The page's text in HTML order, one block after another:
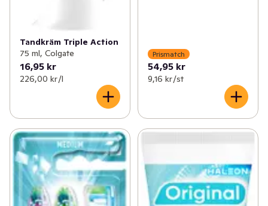
Tandkräm Triple Action
75 ml, Colgate
16,95 kr
226,00 kr /l
Prismatch
54,95 kr
9,16 kr /st